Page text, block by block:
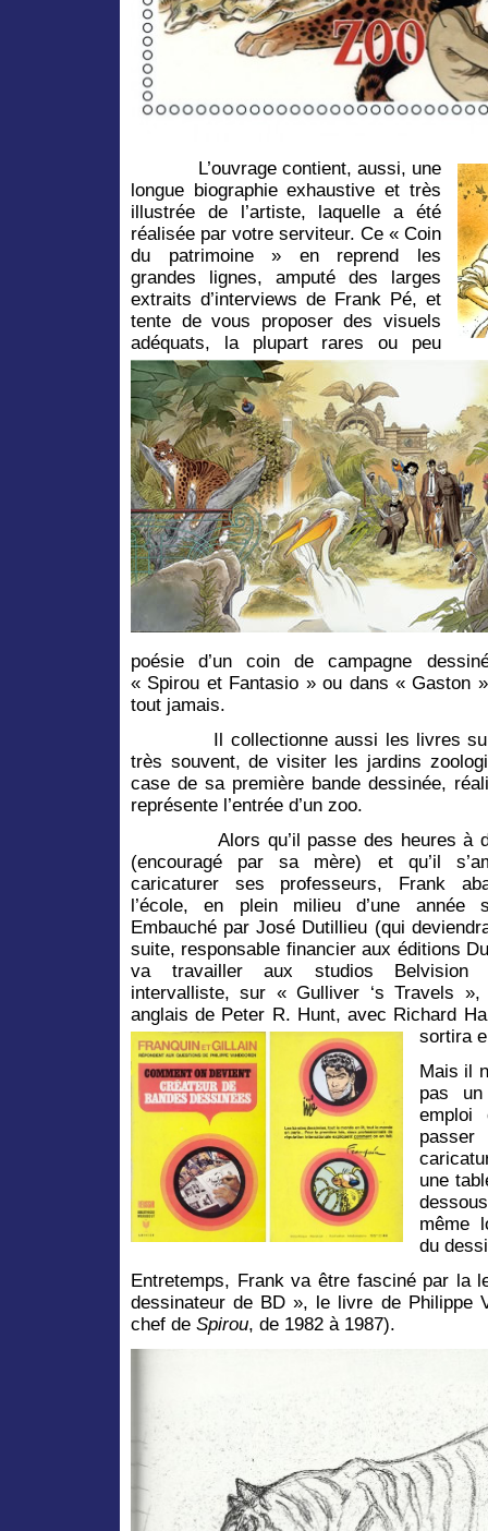
L’ouvrage contient, aussi, une
longue biographie exhaustive et très
illustrée de l’artiste, laquelle a été
réalisée par votre serviteur. Ce « Coin
du patrimoine » en reprend les
grandes lignes, amputé des larges
extraits d’interviews de Frank Pé, et
tente de vous proposer des visuels
adéquats, la plupart rares ou peu
poésie d’un coin de campagne
« Spirou et Fantasio » ou dans « Gaston
tout jamais.
Il collectionne aussi les livres sur
très souvent, de visiter les jardins
case de sa première bande dessinée,
représente l’entrée d’un zoo.
Alors qu’il passe des heures à
(encouragé par sa mère) et qu’il
caricaturer ses professeurs, Frank
l’école, en plein milieu d’une année
Embauché par José Dutillieu (qui
suite, responsable financier aux éditions
va travailler aux studios Belvision
intervalliste, sur « Gulliver ‘s Travels
anglais de Peter R. Hunt, avec Richard
sortira
Mais il
pas
emploi
une
même
du
Entretemps, Frank va être fasciné par la
dessinateur de BD », le livre de Philippe
chef de Spirou, de 1982 à 1987).